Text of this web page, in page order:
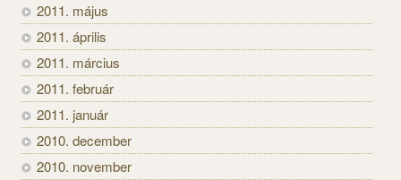
2011. május
2011. április
2011. március
2011. február
2011. január
2010. december
2010. november